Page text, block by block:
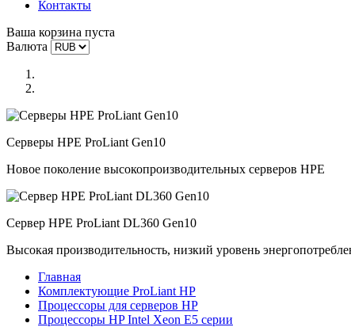
Контакты
Ваша корзина пуста
Валюта
Серверы HPE ProLiant Gen10
Новое поколение высокопроизводительных серверов HPE
Сервер HPE ProLiant DL360 Gen10
Высокая производительность, низкий уровень
Главная
Комплектующие ProLiant HP
Процессоры для серверов HP
Процессоры HP Intel Xeon E5 серии